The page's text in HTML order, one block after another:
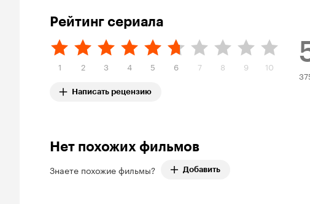
Рейтинг сериала
1 2 3 4 5 6 7 8 9 10
Написать рецензию
Нет похожих фильмов
Знаете похожие фильмы? Добавить